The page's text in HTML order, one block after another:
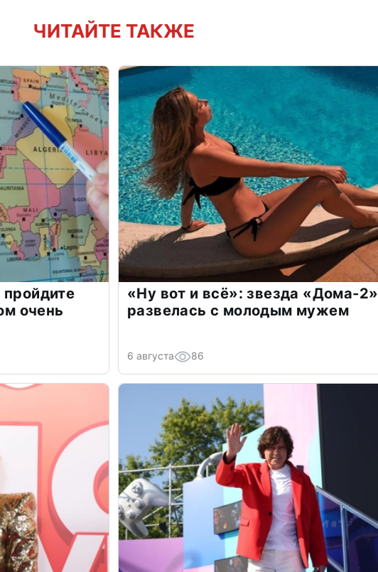
ЧИТАЙТЕ ТАКЖЕ
очень
«Ну вот и всё»: звезда «Дома-2»
развелась с молодым мужем
6 августа 86